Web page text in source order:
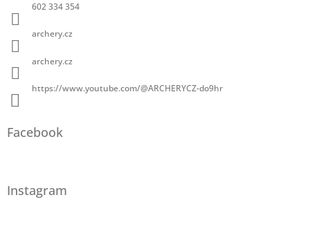
602 334 354
archery.cz
archery.cz
https://www.youtube.com/@ARCHERYCZ-do9hr
Facebook
Instagram